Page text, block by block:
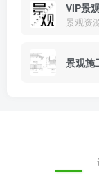
VIP景
景观资
景观施